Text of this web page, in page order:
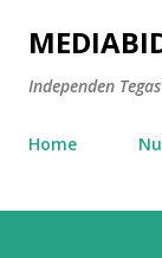
Independen
Home